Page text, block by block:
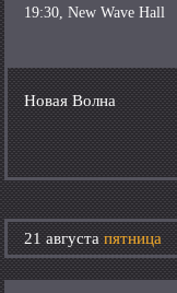
19:30, New Wave Hall
Новая Волна
21 августапятница